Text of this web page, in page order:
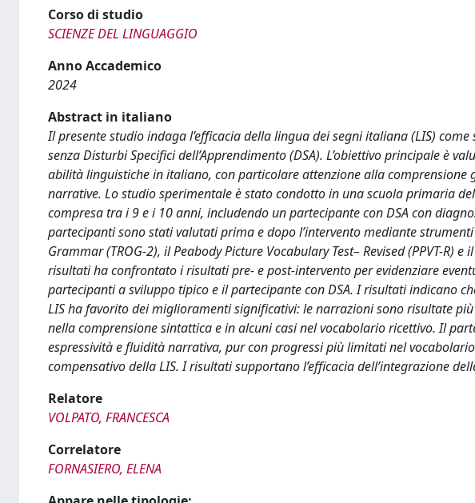
Corso di studio
SCIENZE DEL LINGUAGGIO
Anno Accademico
2024
Abstract in italiano
Il presente studio indaga l’efficacia della lingua dei segni italiana (LIS)
senza Disturbi Specifici dell’Apprendimento (DSA). L’obiettivo principale è
abilità linguistiche in italiano, con particolare attenzione alla
narrative. Lo studio sperimentale è stato condotto in una scuola primaria
compresa tra i 9 e i 10 anni, includendo un partecipante con DSA con
partecipanti sono stati valutati prima e dopo l’intervento mediante
Grammar (TROG-2), il Peabody Picture Vocabulary Test– Revised (PPVT-R)
risultati ha confrontato i risultati pre- e post-intervento per evidenziare
partecipanti a sviluppo tipico e il partecipante con DSA. I risultati indicano
LIS ha favorito dei miglioramenti significativi: le narrazioni sono risultate
nella comprensione sintattica e in alcuni casi nel vocabolario ricettivo. Il
espressività e fluidità narrativa, pur con progressi più limitati nel
compensativo della LIS. I risultati supportano l’efficacia dell’integrazione
Relatore
VOLPATO, FRANCESCA
Correlatore
FORNASIERO, ELENA